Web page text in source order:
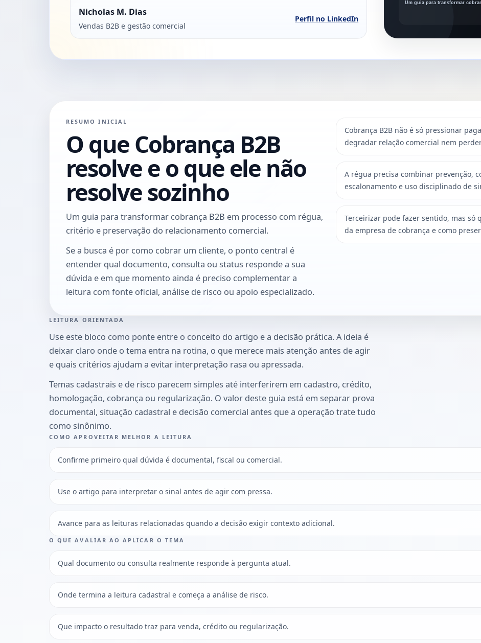
Nicholas M. Dias
Vendas B2B e gestão comercial
Perfil no LinkedIn
RESUMO INICIAL
O que Cobrança B2B
resolve e o que ele não
resolve sozinho
Um guia para transformar cobrança B2B em processo com régua,
critério e preservação do relacionamento comercial.
Se a busca é por como cobrar um cliente, o ponto central é
entender qual documento, consulta ou status responde a sua
dúvida e em que momento ainda é preciso complementar a
leitura com fonte oficial, análise de risco ou apoio especializado.
Cobrança B2B não é só pressionar
degradar relação comercial nem
A régua precisa combinar prevenção,
escalonamento e uso disciplinado de
Terceirizar pode fazer sentido, mas só
da empresa de cobrança e como
LEITURA ORIENTADA
Use este bloco como ponte entre o conceito do artigo e a decisão prática. A ideia é
deixar claro onde o tema entra na rotina, o que merece mais atenção antes de agir
e quais critérios ajudam a evitar interpretação rasa ou apressada.
Temas cadastrais e de risco parecem simples até interferirem em cadastro, crédito,
homologação, cobrança ou regularização. O valor deste guia está em separar prova
documental, situação cadastral e decisão comercial antes que a operação trate tudo
como sinônimo.
COMO APROVEITAR MELHOR A LEITURA
Confirme primeiro qual dúvida é documental, fiscal ou comercial.
Use o artigo para interpretar o sinal antes de agir com pressa.
Avance para as leituras relacionadas quando a decisão exigir contexto adicional.
O QUE AVALIAR AO APLICAR O TEMA
Qual documento ou consulta realmente responde à pergunta atual.
Onde termina a leitura cadastral e começa a análise de risco.
Que impacto o resultado traz para venda, crédito ou regularização.